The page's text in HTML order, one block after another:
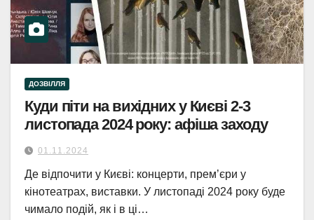
ДОЗВІЛЛЯ
Куди піти на вихідних у Києві 2-3
листопада 2024 року: афіша заходу
01.11.2024
Де відпочити у Києві: концерти, прем’єри у
кінотеатрах, виставки. У листопаді 2024 року буде
чимало подій, як і в ці…